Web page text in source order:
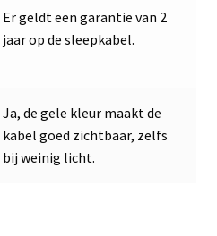
Er geldt een garantie van 2
jaar op de sleepkabel.
Ja, de gele kleur maakt de
kabel goed zichtbaar, zelfs
bij weinig licht.